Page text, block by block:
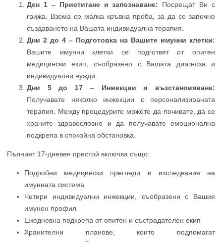
Ден 1 – Пристигане и запознаване: Посрещат Ви с
грижа. Взема се малка кръвна проба, за да се започне
създаването на Вашата индивидуална терапия.
Дни 2 до 4 – Подготовка на Вашите имунни клетки:
Вашите имунни клетки се подготвят от опитен
медицински екип, съобразено с Вашата диагноза и
индивидуални нужди.
Дни 5 до 17 – Инжекции и възстановяване:
Получавате няколко инжекции с персонализираната
терапия. Между процедурите можете да почивате, да се
храните здравословно и да получавате емоционална
подкрепа в спокойна обстановка.
Пълният 17-дневен престой включва също:
Подробни медицински прегледи и изследвания на
имунната система
Четири индивидуални инжекции, съобразени с Вашия
имунен профил
Ежедневна подкрепа от опитен и състрадателен екип
Хранителни планове, които подпомагат